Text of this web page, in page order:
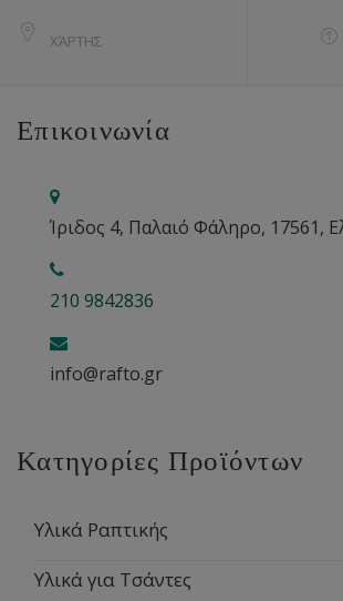
ΧΆΡΤΗΣ
Επικοινωνία
Ίριδος 4, Παλαιό Φάληρο, 17561,
210 9842836
info@rafto.gr
Κατηγορίες Προϊόντων
Υλικά Ραπτικής
Υλικά για Τσάντες